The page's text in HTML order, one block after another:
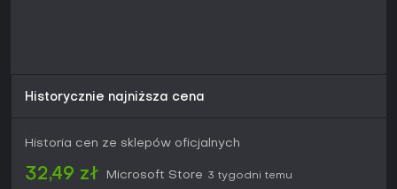
wędrówek przez śnieg i systemy jaskiń, zamieszkanych przez
stworzenia od masywnego Shadow Leviathana po
Eksploracja nagradza ciekawość ukrytymi artefaktami i
schematami, a budowa baz pozwala tworzyć posterunki
dopasowane do konkretnych biomów. Pojazdy - od
Historycznie najniższa cena
Historia cen ze sklepów oficjalnych
32,49 zł Microsoft Store 3 tygodni temu